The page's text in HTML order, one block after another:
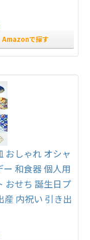
Amazonで探す
おしゃれ オシャ
和食器 個人用
おせち 誕生日プ
産 内祝い 引き出